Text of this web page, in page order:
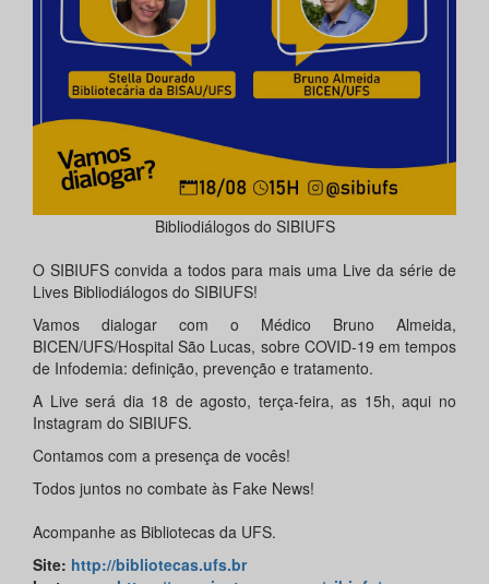
Bibliodiálogos do SIBIUFS
O SIBIUFS convida a todos para mais uma Live da série de
Lives Bibliodiálogos do SIBIUFS!
Vamos dialogar com o Médico Bruno Almeida,
BICEN/UFS/Hospital São Lucas, sobre COVID-19 em tempos
de Infodemia: definição, prevenção e tratamento.
A Live será dia 18 de agosto, terça-feira, as 15h, aqui no
Instagram do SIBIUFS.
Contamos com a presença de vocês!
Todos juntos no combate às Fake News!
Acompanhe as Bibliotecas da UFS.
Site: http://bibliotecas.ufs.br